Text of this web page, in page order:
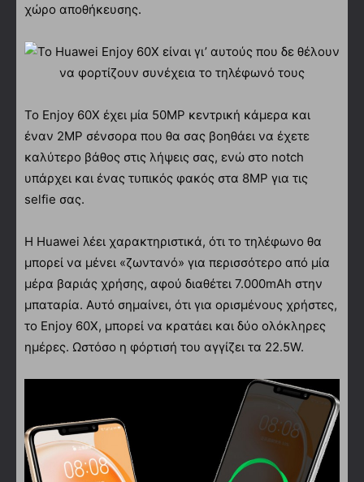
χώρο αποθήκευσης.
Το Enjoy 60X έχει μία 50MP κεντρική κάμερα και
έναν 2MP σένσορα που θα σας βοηθάει να έχετε
καλύτερο βάθος στις λήψεις σας, ενώ στο notch
υπάρχει και ένας τυπικός φακός στα 8MP για τις
selfie σας.
Η Huawei λέει χαρακτηριστικά, ότι το τηλέφωνο θα
μπορεί να μένει «ζωντανό» για περισσότερο από μία
μέρα βαριάς χρήσης, αφού διαθέτει 7.000mAh στην
μπαταρία. Αυτό σημαίνει, ότι για ορισμένους χρήστες,
το Enjoy 60X, μπορεί να κρατάει και δύο ολόκληρες
ημέρες. Ωστόσο η φόρτισή του αγγίζει τα 22.5W.